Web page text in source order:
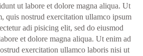
ut labore et dolore magna aliqua. Ut
quis nostrud exercitation ullamco ipsum
adi pisicing elit, sed do eiusmod
et dolore magna aliqua. Ut enim ad
exercitation ullamco laboris nisi ut